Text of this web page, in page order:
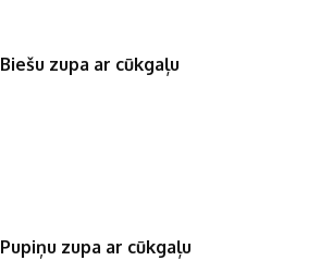
Biešu zupa ar cūkgaļu
Pupiņu zupa ar cūkgaļu